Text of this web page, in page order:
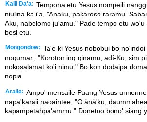
Kaili Da'a: Tempona etu Yesus nompeili
niulina ka i'a, "Anaku, pakaroso raramu.
Aku, nabelomo ju'amu." Pade tempo etu wo'u
besi etu.
Mongondow: Ta'e ki Yesus nobobui bo
noguman, "Koroton ing ginamu, adí-Ku, sim
nokosaḷamat ko'i nimu." Bo kon dodaipa
nopia.
Aralle: Ampo' mensaile Puang Yesus
napa'karaii naoaintee, "O änä'ku,
kapampetahpa'ammu." Donetoo bono' siang